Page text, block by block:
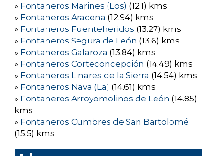
» Fontaneros Marines (Los) (12.1) kms
» Fontaneros Aracena (12.94) kms
» Fontaneros Fuenteheridos (13.27) kms
» Fontaneros Segura de León (13.6) kms
» Fontaneros Galaroza (13.84) kms
» Fontaneros Corteconcepción (14.49) kms
» Fontaneros Linares de la Sierra (14.54) kms
» Fontaneros Nava (La) (14.61) kms
» Fontaneros Arroyomolinos de León (14.85)
kms
» Fontaneros Cumbres de San Bartolomé
(15.5) kms